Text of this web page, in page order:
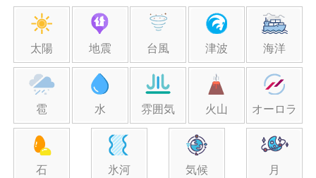
太陽 地震 台風 津波 海洋
雹 水 雰囲気 火山 オーロラ
石 氷河 気候 月